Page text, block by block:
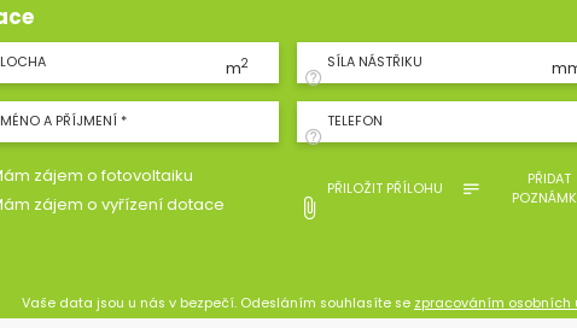
m2 SÍLA NÁSTŘIKU
A PŘÍJMENÍ * TELEFON
zájem o fotovoltaiku
zájem o vyřízení dotace
PŘILOŽIT PŘÍLOHU
PŘIDAT
Vaše data jsou u nás v bezpečí. Odesláním souhlasíte se zpracováním osobních